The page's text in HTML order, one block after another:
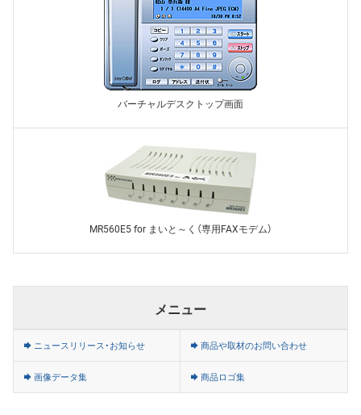
バーチャルデスクトップ画面
MR560E5 for まいと～く（専用FAXモデム）
メニュー
ニュースリリース・お知らせ 商品や取材のお問い合わせ
画像データ集 商品ロゴ集